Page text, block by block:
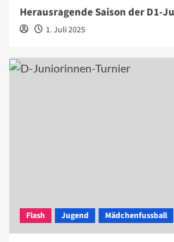
Herausragende Saison der D1-
1. Juli 2025
Flash Jugend Mädchenfussball